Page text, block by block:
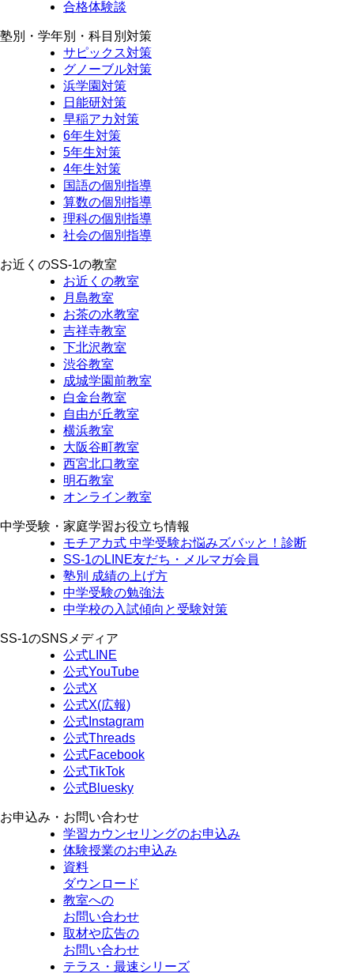
合格体験談
塾別・学年別・科目別対策
サピックス対策
グノーブル対策
浜学園対策
日能研対策
早稲アカ対策
6年生対策
5年生対策
4年生対策
国語の個別指導
算数の個別指導
理科の個別指導
社会の個別指導
お近くのSS-1の教室
お近くの教室
月島教室
お茶の水教室
吉祥寺教室
下北沢教室
渋谷教室
成城学園前教室
白金台教室
自由が丘教室
横浜教室
大阪谷町教室
西宮北口教室
明石教室
オンライン教室
中学受験・家庭学習お役立ち情報
モチアカ式 中学受験お悩みズバッと！診断
SS-1のLINE友だち・メルマガ会員
塾別 成績の上げ方
中学受験の勉強法
中学校の入試傾向と受験対策
SS-1のSNSメディア
公式LINE
公式YouTube
公式X
公式X(広報)
公式Instagram
公式Threads
公式Facebook
公式TikTok
公式Bluesky
お申込み・お問い合わせ
学習カウンセリングのお申込み
体験授業のお申込み
資料
ダウンロード
教室への
お問い合わせ
取材や広告の
お問い合わせ
テラス・最速シリーズ